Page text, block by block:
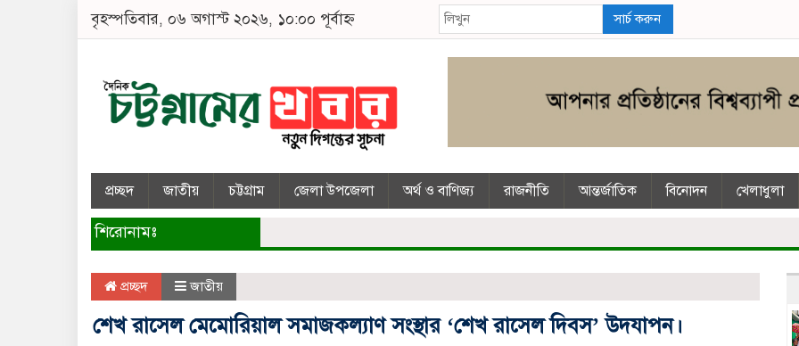
বৃহস্পতিবার, ০৬ অগাস্ট ২০২৬, ১০:০০ পূর্বাহ্ন সার্চ করুন
প্রচ্ছদ জাতীয় চট্টগ্রাম জেলা উপজেলা অর্থ ও বাণিজ্য রাজনীতি আন্তর্জাতিক বিনোদন খেলাধুলা
শিরোনামঃ
প্রচ্ছদ জাতীয়
শেখ রাসেল মেমোরিয়াল সমাজকল্যাণ সংস্থার ‘শেখ রাসেল দিবস’ উদযাপন।